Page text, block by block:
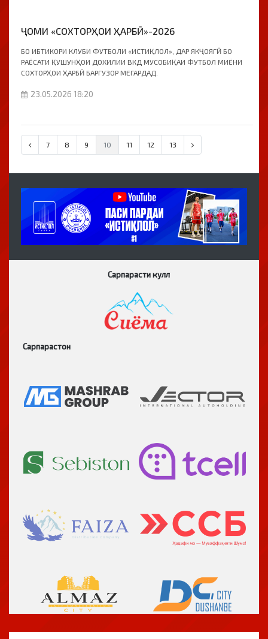
ҶОМИ «СОХТОРҲОИ ҲАРБӢ»-2026
БО ИБТИКОРИ КЛУБИ ФУТБОЛИ «ИСТИҚЛОЛ», ДАР ЯКҶОЯГӢ БО
РАЁСАТИ ҚУШУНҲОИ ДОХИЛИИ ВКД МУСОБИҚАИ ФУТБОЛ МИЁНИ
СОХТОРҲОИ ҲАРБӢ БАРГУЗОР МЕГАРДАД.
23.05.2026 18:20
7 8 9 10 11 12 13
Сарпарасти кулл
Сарпарастон